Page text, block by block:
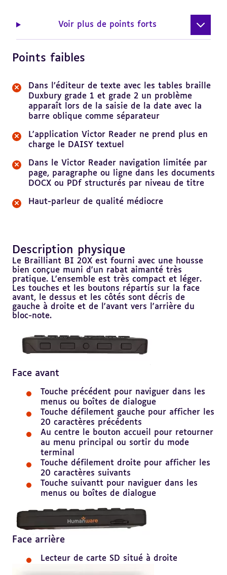
Voir plus de points forts
Points faibles
Dans l’éditeur de texte avec les tables braille
Duxbury grade 1 et grade 2 un problème
apparaît lors de la saisie de la date avec la
barre oblique comme séparateur
L'application Victor Reader ne prend plus en
charge le DAISY textuel
Dans le Victor Reader navigation limitée par
page, paragraphe ou ligne dans les documents
DOCX ou PDf structurés par niveau de titre
Haut-parleur de qualité médiocre
Description physique
Le Brailliant BI 20X est fourni avec une housse
bien conçue muni d'un rabat aimanté très
pratique. L'ensemble est très compact et léger.
Les touches et les boutons répartis sur la face
avant, le dessus et les côtés sont décris de
gauche à droite et de l'avant vers l'arrière du
bloc-note.
Face avant
Touche précédent pour naviguer dans les
menus ou boîtes de dialogue
Touche défilement gauche pour afficher les
20 caractères précédents
Au centre le bouton accueil pour retourner
au menu principal ou sortir du mode
terminal
Touche défilement droite pour afficher les
20 caractères suivants
Touche suivantt pour naviguer dans les
menus ou boîtes de dialogue
Face arrière
Lecteur de carte SD situé à droite
Revenir
au
sommaire